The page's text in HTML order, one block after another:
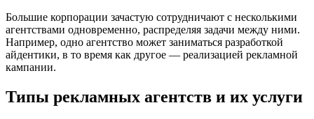
Большие корпорации зачастую сотрудничают с несколькими
агентствами одновременно, распределяя задачи между ними.
Например, одно агентство может заниматься разработкой
айдентики, в то время как другое — реализацией рекламной
кампании.
Типы рекламных агентств и их услуги